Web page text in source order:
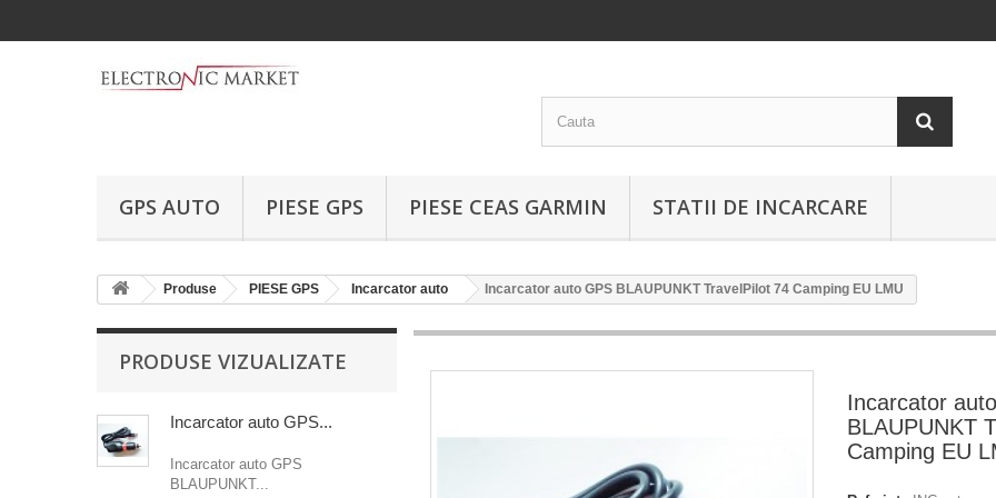
GPS AUTO PIESE GPS PIESE CEAS GARMIN STATII DE INCARCARE
Produse PIESE GPS Incarcator auto Incarcator auto GPS BLAUPUNKT TravelPilot 74 Camping EU LMU
PRODUSE VIZUALIZATE
Incarcator auto GPS...
Incarcator auto GPS
BLAUPUNKT...
Incarcator
BLAUPUNKT
Camping EU